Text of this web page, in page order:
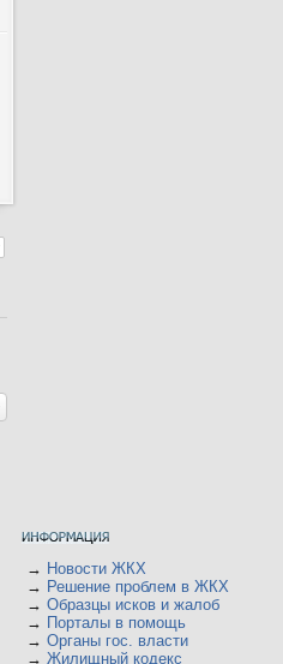
→ Новости ЖКХ
→ Решение проблем в ЖКХ
→ Образцы исков и жалоб
→ Порталы в помощь
→ Органы гос. власти
→ Жилищный кодекс